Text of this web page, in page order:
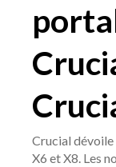
Crucial dévoile
X6 et X8. Les